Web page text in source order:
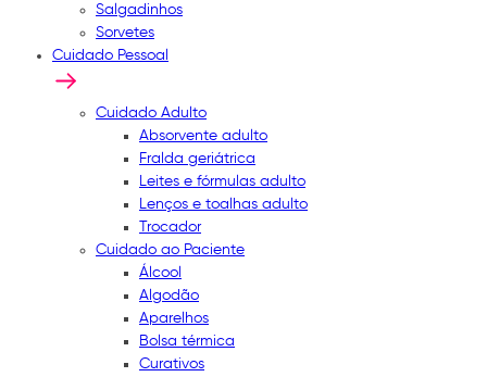
Salgadinhos
Sorvetes
Cuidado Pessoal
Cuidado Adulto
Absorvente adulto
Fralda geriátrica
Leites e fórmulas adulto
Lenços e toalhas adulto
Trocador
Cuidado ao Paciente
Álcool
Algodão
Aparelhos
Bolsa térmica
Curativos